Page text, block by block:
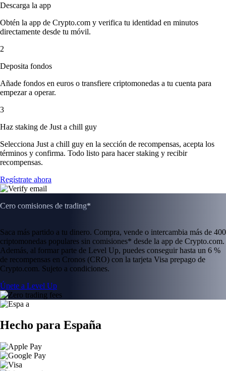
Descarga la app
Obtén la app de Crypto.com y verifica tu identidad en minutos
directamente desde tu móvil.
2
Deposita fondos
Añade fondos en euros o transfiere criptomonedas a tu cuenta para
empezar a operar.
3
Haz staking de Just a chill guy
Selecciona Just a chill guy en la sección de recompensas, acepta los
términos y confirma. Todo listo para hacer staking y recibir
recompensas.
Regístrate ahora
Cero comisiones de trading*
Saca más partido a tu dinero. Compra, vende o intercambia más de 400
criptomonedas populares sin comisiones* desde la app de Crypto.com.
Además, al formar parte de Level Up, puedes conseguir hasta un 6 %
de recompensas en Cronos (CRO) con la tarjeta Visa prepago de
Crypto.com. Sujeto a condiciones.
Únete a Level Up
Hecho para España